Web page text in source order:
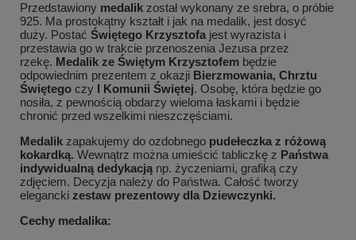
Przedstawiony medalik został wykonany ze srebra, o próbie
925. Ma prostokątny kształt i jak na medalik, jest dosyć
duży. Postać Świętego Krzysztofa jest wyrazista i
przestawia go w trakcie przenoszenia Jezusa przez
rzekę. Medalik ze Świętym Krzysztofem będzie
odpowiednim prezentem z okazji Bierzmowania, Chrztu
Świętego czy I Komunii Świętej. Osobę, która będzie go
nosiła, z pewnością obdarzy wieloma łaskami i będzie
chronić przed wszelkimi nieszczęściami.
Medalik zapakujemy do ozdobnego pudełeczka z różową
kokardką. Wewnątrz można umieścić tabliczkę z Państwa
indywidualną dedykacją np. życzeniami, grafiką czy
zdjęciem. Decyzja należy do Państwa. Całość tworzy
elegancki zestaw prezentowy dla Dziewczynki.
Cechy medalika: